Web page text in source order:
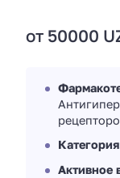
от 50000
Активное